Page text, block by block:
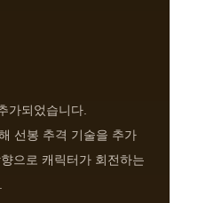
가되었습니다.
선봉 추격 기술을 추가
으로 캐릭터가 회전하는